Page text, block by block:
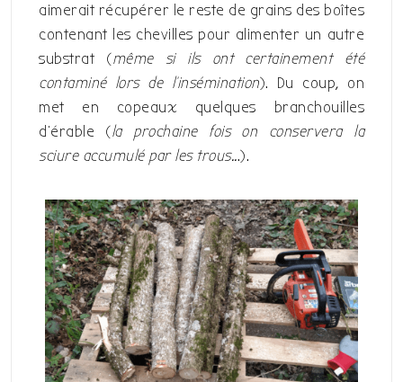
aimerait récupérer le reste de grains des boîtes
contenant les chevilles pour alimenter un autre
substrat (même si ils ont certainement été
contaminé lors de l’insémination). Du coup, on
met en copeaux quelques branchouilles
d’érable (la prochaine fois on conservera la
sciure accumulé par les trous...).